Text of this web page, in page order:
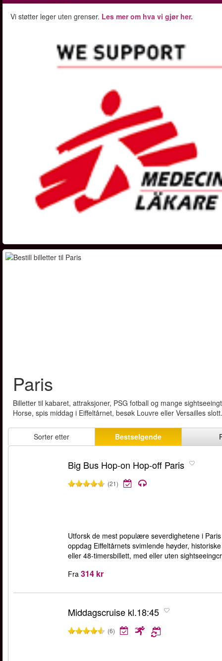
Vi støtter leger uten grenser. Les mer om hva vi gjør her.
Paris
Billetter til kabaret, attraksjoner, PSG fotball og mange
Horse, spis middag i Eiffeltårnet, besøk Louvre eller Versailles
Sorter etter Bestselgende
Big Bus Hop-on Hop-off Paris
(21)
Utforsk de mest populære severdighetene i
oppdag Eiffeltårnets svimlende høyder,
eller 48-timersbillett, med eller uten
Fra 314 kr
Middagscruise kl.18:45
(6)